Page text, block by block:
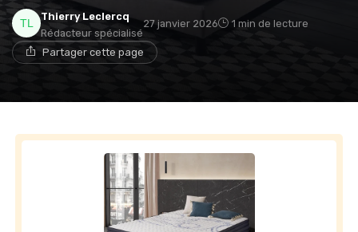
Thierry Leclercq
Rédacteur spécialisé
27 janvier 2026 1 min de lecture
Partager cette page→ Je rejoins le club
Non merci, peut-être plus tard